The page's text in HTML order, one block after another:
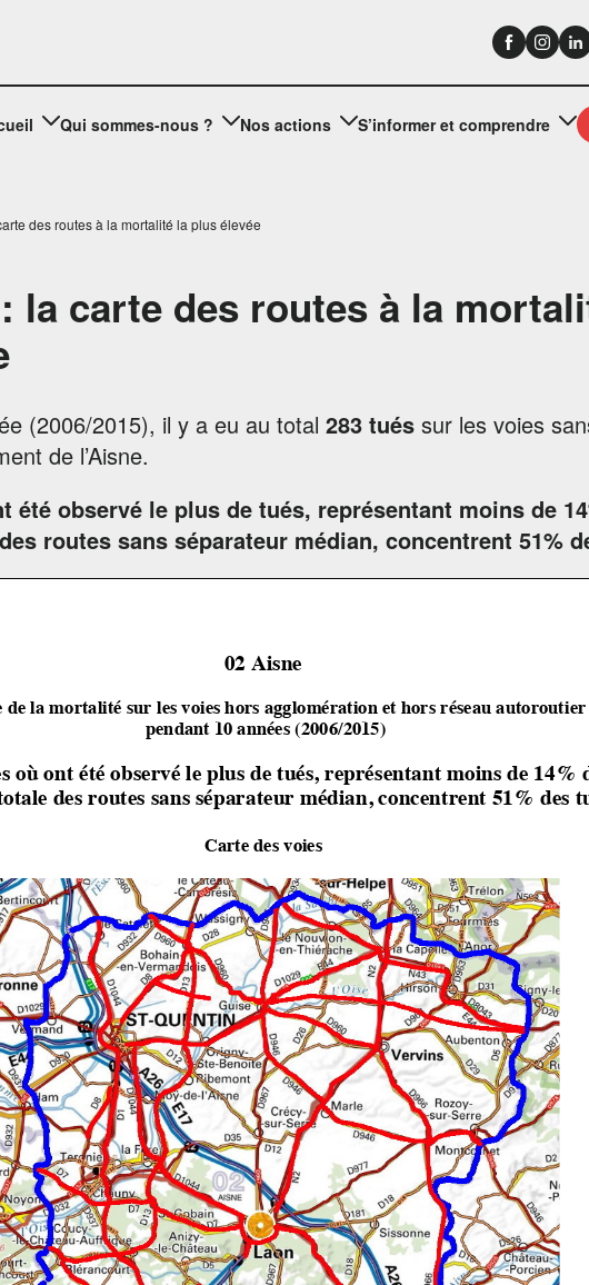
Qui sommes-nous ? Nos actions S’informer et comprendre
des routes à la mortalité la plus élevée
la carte des routes à la
(2006/2015), il y a eu au total 283 tués sur les voies
de l’Aisne.
été observé le plus de tués, représentant moins de
routes sans séparateur médian, concentrent 51%